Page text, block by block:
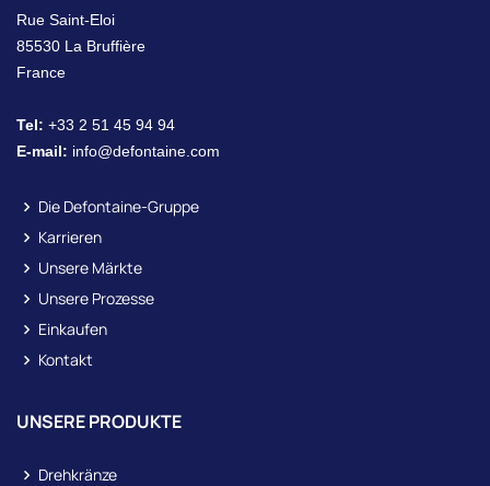
Rue Saint-Eloi
85530 La Bruffière
France
Tel: +33 2 51 45 94 94
E-mail: info@defontaine.com
Die Defontaine-Gruppe
Karrieren
Unsere Märkte
Unsere Prozesse
Einkaufen
Kontakt
UNSERE PRODUKTE
Drehkränze